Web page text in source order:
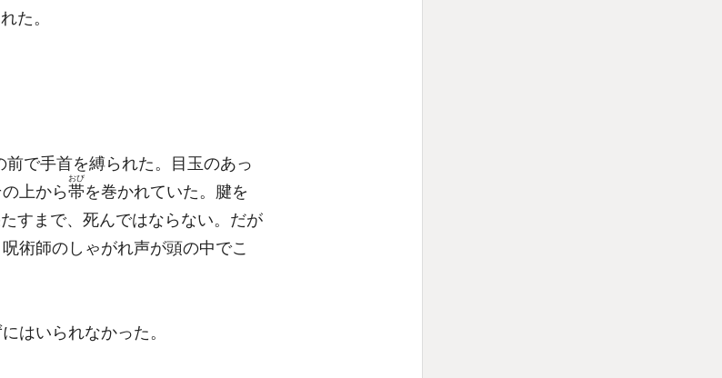
た。
前で手首を縛られた。目玉のあっ
上から帯
おび
を巻かれていた。腱を
すまで、死んではならない。だが
術師のしゃがれ声が頭の中でこ
はいられなかった。